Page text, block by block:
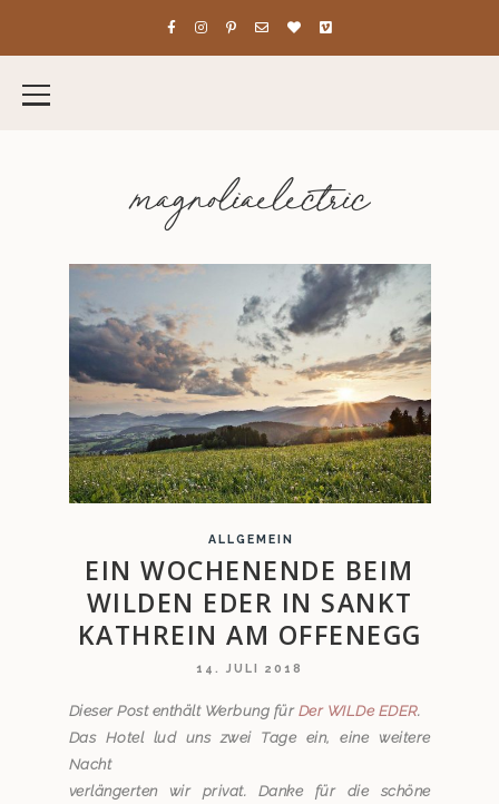
magnoliaelectric
ALLGEMEIN
EIN WOCHENENDE BEIM
WILDEN EDER IN SANKT
KATHREIN AM OFFENEGG
14. JULI 2018
Dieser Post enthält Werbung fürDer WILDe EDER.
Das Hotel lud uns zwei Tage ein, eine weitere
Nacht
verlängerten wir privat. Danke für die schöne